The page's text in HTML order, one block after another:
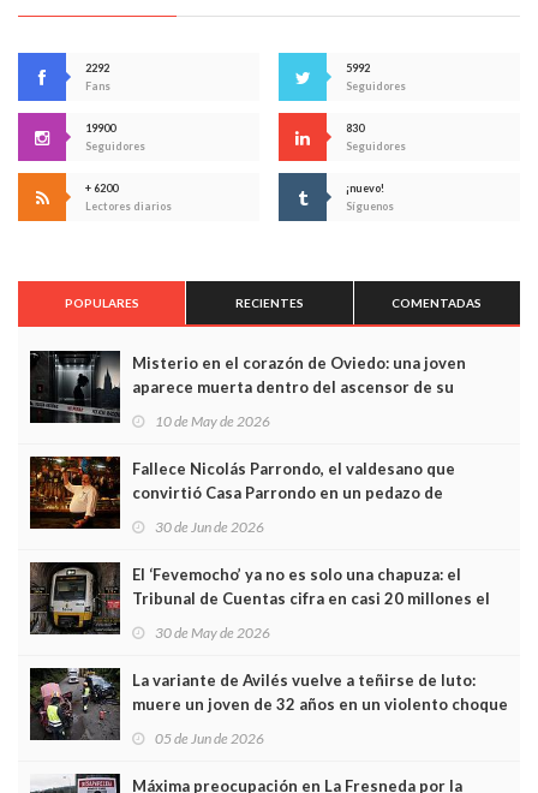
2292
Fans
5992
Seguidores
19900
Seguidores
830
Seguidores
+ 6200
Lectores diarios
¡nuevo!
Síguenos
POPULARES RECIENTES COMENTADAS
Misterio en el corazón de Oviedo: una joven
aparece muerta dentro del ascensor de su
edificio y las cámaras captan sus últimos minutos
10 de May de 2026
Fallece Nicolás Parrondo, el valdesano que
convirtió Casa Parrondo en un pedazo de
Asturias en Madrid
30 de Jun de 2026
El ‘Fevemocho’ ya no es solo una chapuza: el
Tribunal de Cuentas cifra en casi 20 millones el
sobrecoste de los trenes que no cabían por los
30 de May de 2026
La variante de Avilés vuelve a teñirse de luto:
muere un joven de 32 años en un violento choque
frontal
05 de Jun de 2026
Máxima preocupación en La Fresneda por la